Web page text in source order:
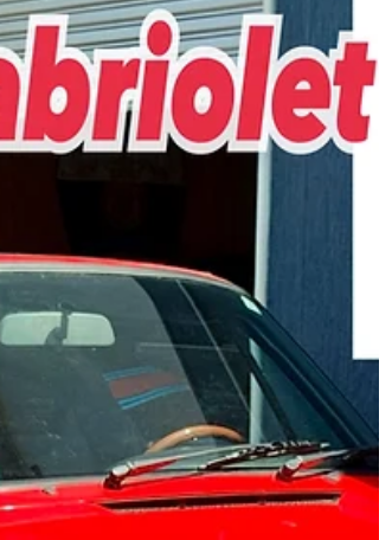
ませんが😁） 知らずに間違って装着され、水が
ェザーストリップの中に入りこんでいる車両がと
ても多いです💦 最悪の場合、水が溜まって錆の
因にもなってしまうので😭要チェックです❗️ ルー
ランプも壊れていたので交換🌟 また、点検の際
エンジン始動時のベルトの鳴きも気になったので
調整しました😆✨ どんどん良くなっています‼️気
ち良いですね😆 ありがとうございました🌟 R9レ